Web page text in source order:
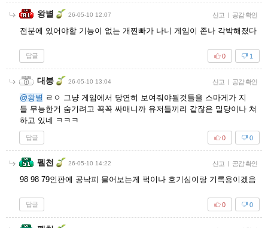
왕별 26-05-10 12:07 신고 | 공감 확인
전분에 있어야할 기능이 없는 개찐빠가 나니 게임이 존나 각박해졌다
답글 1
0
대붕 26-05-10 13:04 신고 | 공감 확인
@왕별 ㄹㅇ 그냥 게임에서 당연히 보여줘야될것들을 스마게가 지
들 무능한거 숨기려고 꼭꼭 싸매니까 유저들끼리 같잖은 밀당이나 쳐
하고 있네 ㅋㅋㅋ
답글 0
0
펠천 26-05-10 14:22 신고 | 공감 확인
98 98 79인판에 공낙피 물어보는게 퍽이나 호기심이랑 기록용이겠음
답글 0
0